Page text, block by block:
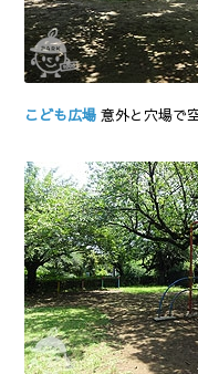
こども広場 意外と穴場で